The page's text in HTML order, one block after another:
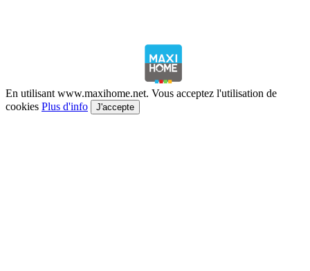
En utilisant www.maxihome.net. Vous acceptez l'utilisation de
cookies Plus d'info J'accepte